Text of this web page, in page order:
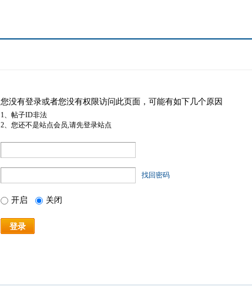
您没有登录或者您没有权限访问此页面，可能有如下几个原因
1、帖子ID非法
2、您还不是站点会员,请先登录站点
找回密码
开启 关闭
登录